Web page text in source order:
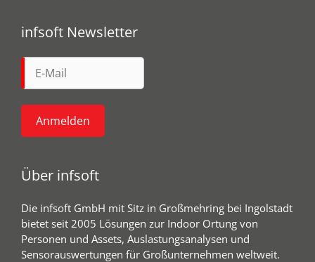
infsoft Newsletter
Über infsoft
Die infsoft GmbH mit Sitz in Großmehring bei Ingolstadt
bietet seit 2005 Lösungen zur Indoor Ortung von
Personen und Assets, Auslastungsanalysen und
Sensorauswertungen für Großunternehmen weltweit.